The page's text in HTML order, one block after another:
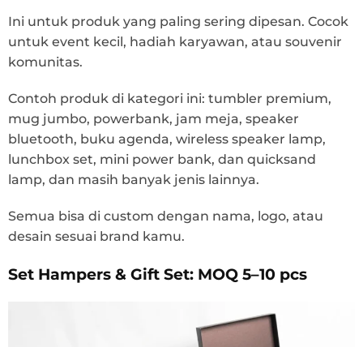
Ini untuk produk yang paling sering dipesan. Cocok
untuk event kecil, hadiah karyawan, atau souvenir
komunitas.
Contoh produk di kategori ini: tumbler premium,
mug jumbo, powerbank, jam meja, speaker
bluetooth, buku agenda, wireless speaker lamp,
lunchbox set, mini power bank, dan quicksand
lamp, dan masih banyak jenis lainnya.
Semua bisa di custom dengan nama, logo, atau
desain sesuai brand kamu.
Set Hampers & Gift Set: MOQ 5–10 pcs